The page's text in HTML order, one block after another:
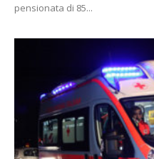
pensionata di 85...